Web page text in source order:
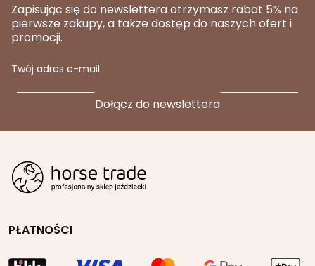
Zapisując się do newslettera otrzymasz rabat 5% na
pierwsze zakupy, a także dostęp do naszych ofert i
promocji.
Twój adres e-mail
PŁATNOŚCI